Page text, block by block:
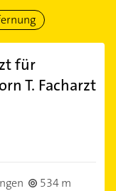
für
T. Facharzt
534 m